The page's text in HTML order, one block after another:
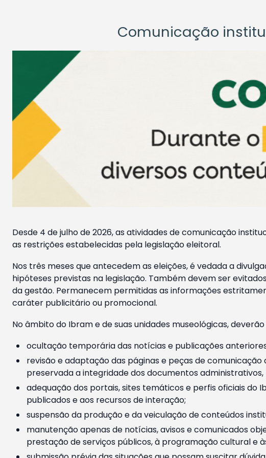
Comunicação
Desde 4 de julho de 2026, as atividades de comunicação
as restrições estabelecidas pela legislação eleitoral.
Nos três meses que antecedem as eleições, é vedada a
hipóteses previstas na legislação. Também devem ser
da gestão. Permanecem permitidas as informações
caráter publicitário ou promocional.
No âmbito do Ibram e de suas unidades museológicas,
ocultação temporária das notícias e publicações
revisão e adaptação das páginas e peças de
preservada a integridade dos documentos
adequação dos portais, sites temáticos e perfis oficiais do
publicados e aos recursos de interação;
suspensão da produção e da veiculação de conteúdos
manutenção apenas de notícias, avisos e comunicados
prestação de serviços públicos, à programação cultural e